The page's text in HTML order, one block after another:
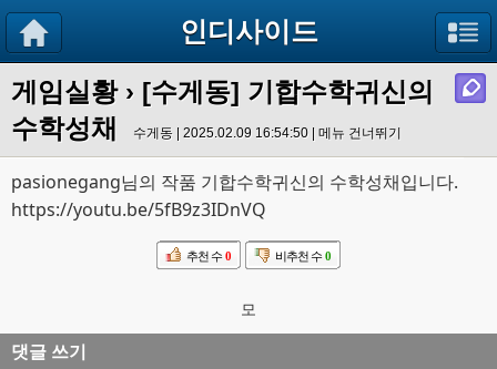
인디사이드
게임실황› [수게동] 기합수학귀신의
수학성채
수게동 | 2025.02.09 16:54:50 | 메뉴 건너뛰기
pasionegang님의 작품 기합수학귀신의 수학성채입니다.
https://youtu.be/5fB9z3IDnVQ
추천 수 0 비추천 수 0
모
댓글 쓰기